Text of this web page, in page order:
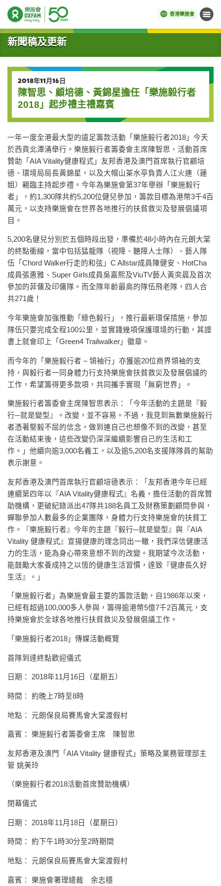
香港樂施會 目錄
開始主要內容
新聞稿及更新
2018年11月16日
陳智思、顧培德、黃錦星擔任「樂施毅行者
2018」起步禮主禮嘉賓
一年一度全港最大型的遠足籌款活動「樂施毅行者2018」今天
於西貢北潭涌舉行。樂施毅行者籌委會主席陳智思、活動首席
贊助「AIA Vitality健康程式」友邦香港及澳門首席執行官顧培
德、環境局局長黃錦星，以及大帽山茶水亭負責人江火連（蓮
姐）親臨主持起步禮。今年為樂施會第37年舉辦「樂施毅行
者」，約1,300隊共約5,200位健兒參加，籌款目標為港幣3千4百
萬元，以支持樂施會在世界各地推行的扶貧救災及發展倡議項
目。
5,200名健兒分別於五個時段出發，準備於48小時內在元朗大棠
的終點衝線，當中包括猛龍隊（視障、聽障人士隊）、藝人隊
伍「Chord Walker行走的和弦」C Allstar成員陳健安、HotCha
成員張惠雅、Super Girls成員吳嘉熙及ViuTV藝人黃奕晨及首次
參加的菲傭及印傭隊。而全隊年齡最高的隊伍飛老隊，四人合
共271歲！
今年樂施會加強推動「綠色毅行」，推行最新環保措施，參加
隊伍只要完成全程100公里，並實踐幾項保護環境的行動，其證
書上就會印上「Green4 Trailwalker」徽章。
而今年的「樂施毅行者 – 領袖行」亦獲逾20位商界領袖的支
持，與毅行者一同身體力行支持樂施會扶貧救災及發展倡議的
工作，希望籌得更多款項，共同攜手實現「無窮世界」。
樂施毅行者籌委會主席陳智思表示：「今年活動的主題是『毅
行─就是變型』。改變，並不容易。不過，我見到無數樂施毅行
者憑著堅毅不屈的信念，做到連自己也想像不到的改變，甚至
在活動結束後，這些改變仍深深繼續影響自己的生活和工
作。」他續向逾3,000名義工，以及逾5,200名支援隊隊員的幫助
表示謝意。
友邦香港及澳門首席執行官顧培德表示：「友邦香港今年已經
連續第四年以『AIA Vitality健康程式』名義，擔任活動的首席贊
助機構，更破紀錄派出47隊共188名員工及財務策劃顧問參與，
蟬聯參加人數最多的企業團隊，身體力行支持樂施會的扶貧工
作。『樂施毅行者』今年的主題『毅行─就是變型』與『AIA
Vitality 健康程式』宣揚健康的理念同出一轍，我們深信健康活
力的生活，能為身心帶來意想不到的改變。我期望今次活動，
能鼓勵大家養成持之以恆的健康生活習慣，達致『健康長久好
生活』。」
「樂施毅行者」為樂施會最主要的籌款活動，自1986年以來，
已經有超過100,000多人參與，籌得逾港幣5億7千2百萬元，支
持樂施會於全球各地推行扶貧救災及發展倡議工作。
「樂施毅行者2018」傳媒活動概覽
首隊到達終點歡迎儀式
日期： 2018年11月16日（星期五）
時間： 約晚上7時至8時
地點： 元朗保良局賽馬會大棠渡假村
嘉賓： 樂施毅行者籌委會主席 陳智思
友邦香港及澳門「AIA Vitality 健康程式」策略及業務管理部主
管 姚美玲
（樂施毅行者2018活動首席贊助機構）
閉幕儀式
日期： 2018年11月18日（星期日）
時間： 約下午1時30分至2時期間
地點： 元朗保良局賽馬會大棠渡假村
嘉賓： 樂施會署理總裁 余志穩